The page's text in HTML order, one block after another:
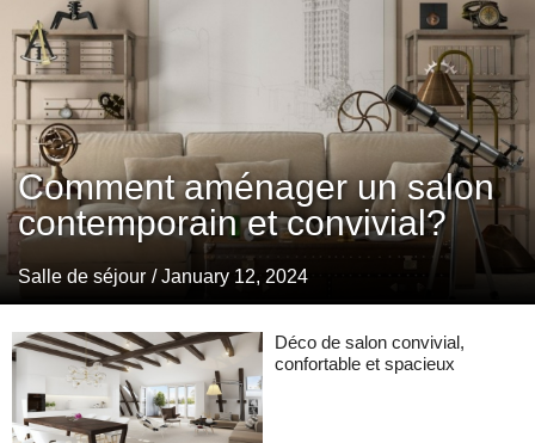
Comment aménager un salon
contemporain et convivial?
Salle de séjour / January 12, 2024
Déco de salon convivial,
confortable et spacieux